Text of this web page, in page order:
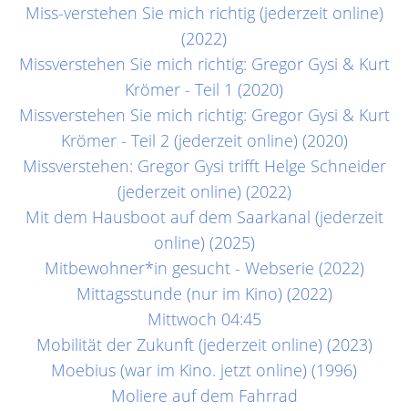
Miss-verstehen Sie mich richtig (jederzeit online)
(2022)
Missverstehen Sie mich richtig: Gregor Gysi & Kurt
Krömer - Teil 1 (2020)
Missverstehen Sie mich richtig: Gregor Gysi & Kurt
Krömer - Teil 2 (jederzeit online) (2020)
Missverstehen: Gregor Gysi trifft Helge Schneider
(jederzeit online) (2022)
Mit dem Hausboot auf dem Saarkanal (jederzeit
online) (2025)
Mitbewohner*in gesucht - Webserie (2022)
Mittagsstunde (nur im Kino) (2022)
Mittwoch 04:45
Mobilität der Zukunft (jederzeit online) (2023)
Moebius (war im Kino. jetzt online) (1996)
Moliere auf dem Fahrrad